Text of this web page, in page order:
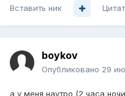
Вставить ник
boykov
Опубликовано 29
а у меня наутро (2 часа